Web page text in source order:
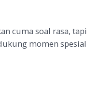
cuma soal rasa, tapi
momen spesial